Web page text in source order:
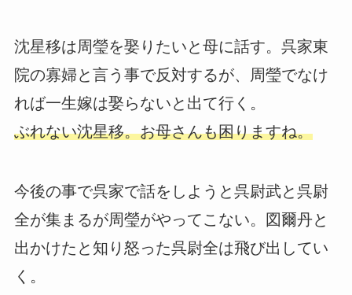
沈星移は周瑩を娶りたいと母に話す。呉家東
院の寡婦と言う事で反対するが、周瑩でなけ
れば一生嫁は娶らないと出て行く。
ぶれない沈星移。お母さんも困りますね。
今後の事で呉家で話をしようと呉尉武と呉尉
全が集まるが周瑩がやってこない。図爾丹と
出かけたと知り怒った呉尉全は飛び出してい
く。